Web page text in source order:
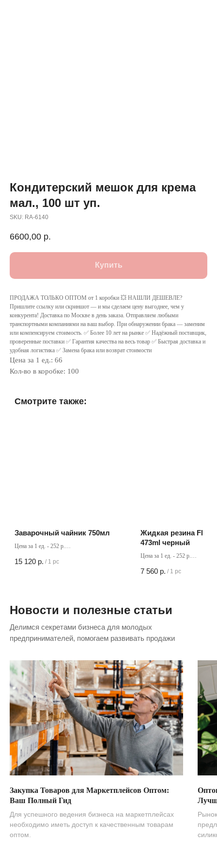
Кондитерский мешок для крема
мал., 100 шт уп.
SKU: RA-6140
6600,00 р.
Купить
ПРОДАЖА ТОЛЬКО ОПТОМ от 1 коробки 💥 НАШЛИ ДЕШЕВЛЕ?
Пришлите ссылку или скриншот — и мы сделаем цену выгоднее, чем у
конкурента! Доставка по Москве в день заказа. Отправляем любыми
транспортными компаниями на ваш выбор. При обнаружении брака — заменим
или компенсируем стоимость. ✅ Более 10 лет на рынке ✅ Надёжный поставщик,
проверенные поставки ✅ Гарантия качества на весь товар ✅ Быстрая доставка и
удобная логистика ✅ Замена брака или возврат стоимости
Цена за 1 ед.: 66
Кол-во в коробке: 100
Смотрите также:
Заварочный чайник 750мл
Цена за 1 ед. - 252 р.
15 120 р. / 1 pc
Жидкая резина FLEX
473ml черный
Цена за 1 ед. - 252 р.
7 560 р. / 1 pc
Новости и полезные статьи
Делимся секретами бизнеса для молодых
предпринимателей, помогаем развивать продажи
Закупка Товаров для Маркетплейсов Оптом:
Ваш Полный Гид
Для успешного ведения бизнеса на маркетплейсах
необходимо иметь доступ к качественным товарам
оптом.